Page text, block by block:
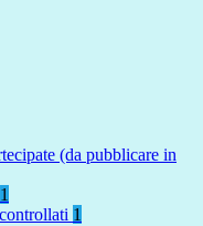
(da pubblicare in
1
1